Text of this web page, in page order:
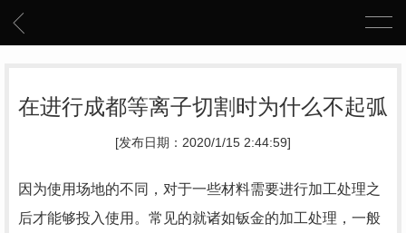
在进行成都等离子切割时为什么不起弧
[发布日期：2020/1/15 2:44:59]
因为使用场地的不同，对于一些材料需要进行加工处理之
后才能够投入使用。常见的就诸如钣金的加工处理，一般